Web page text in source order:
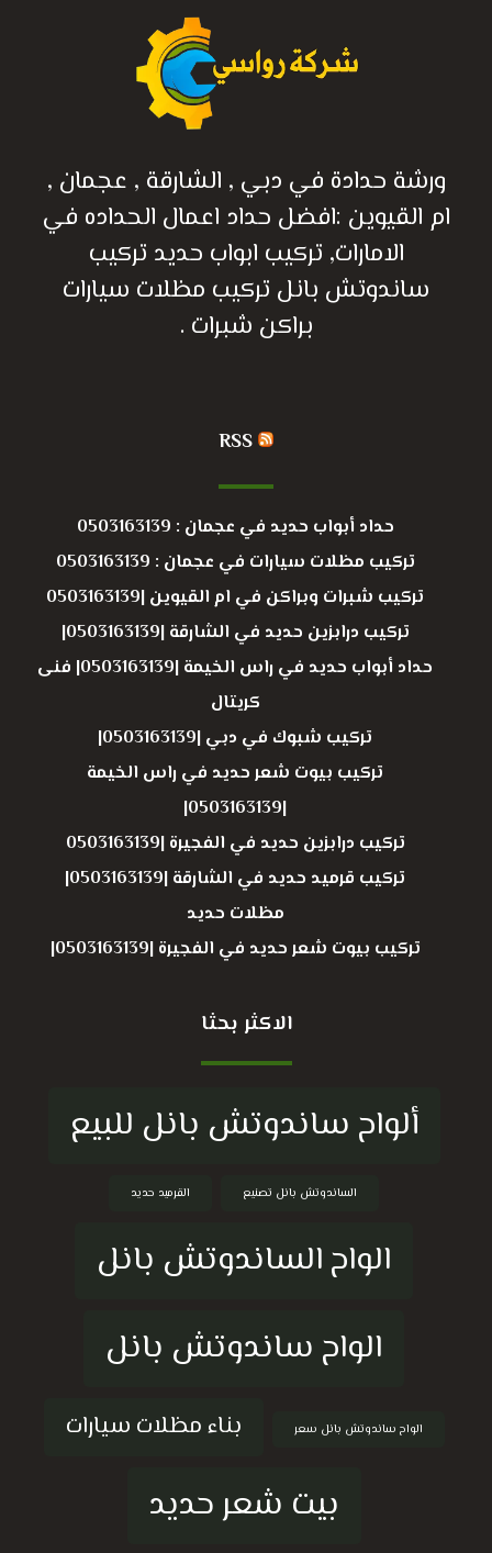
ورشة حدادة في دبي , الشارقة , عجمان ,
ام القيوين :افضل حداد اعمال الحداده في
الامارات, تركيب ابواب حديد تركيب
ساندوتش بانل تركيب مظلات سيارات
براكن شبرات .
RSS
حداد أبواب حديد في عجمان : 0503163139
تركيب مظلات سيارات في عجمان : 0503163139
تركيب شبرات وبراكن في ام القيوين |0503163139
تركيب درابزين حديد في الشارقة |0503163139|
حداد أبواب حديد في راس الخيمة |0503163139| فنى
كريتال
تركيب شبوك في دبي |0503163139|
تركيب بيوت شعر حديد في راس الخيمة
|0503163139|
تركيب درابزين حديد في الفجيرة |0503163139
تركيب قرميد حديد في الشارقة |0503163139|
مظلات حديد
تركيب بيوت شعر حديد في الفجيرة |0503163139|
الاكثر بحثا
ألواح ساندوتش بانل للبيع
الساندوتش بانل تصنيع القرميد حديد
الواح الساندوتش بانل
الواح ساندوتش بانل
الواح ساندوتش بانل سعر بناء مظلات سيارات
بيت شعر حديد